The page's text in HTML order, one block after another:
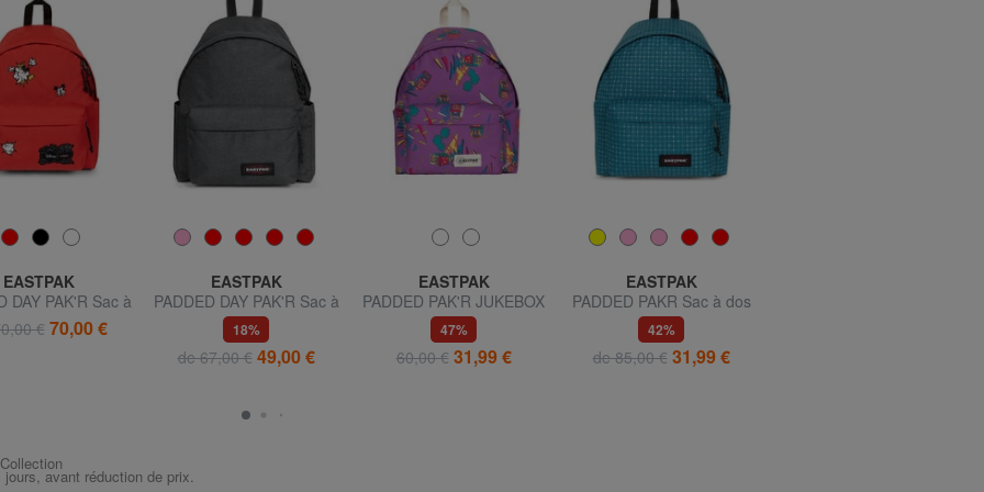
EASTPAK
DAY PAK'R Sac à
Mickey Mouse
€ 70,00 €
EASTPAK
PADDED DAY PAK'R Sac à
dos pour ordinateur
portable 14"
18%
de 67,00 € 49,00 €
EASTPAK
PADDED PAK'R JUKEBOX
Sac à dos PC 13"
47%
60,00 € 31,99 €
EASTPAK
PADDED PAKR Sac à dos
42%
de 85,00 € 31,99 €
avant réduction de prix.